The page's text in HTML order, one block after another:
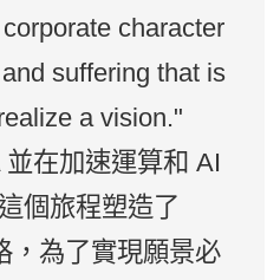
character
suffering that is
a vision."
在加速運算和 AI
個旅程塑造了
，為了實現願景必